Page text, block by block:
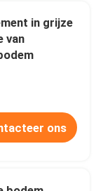
in grijze
van
ons